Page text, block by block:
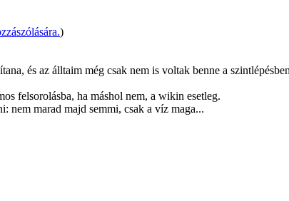
)
és az álltaim még csak nem is voltak benne a
felsorolásba, ha máshol nem, a wikin esetleg.
nem marad majd semmi, csak a víz maga...